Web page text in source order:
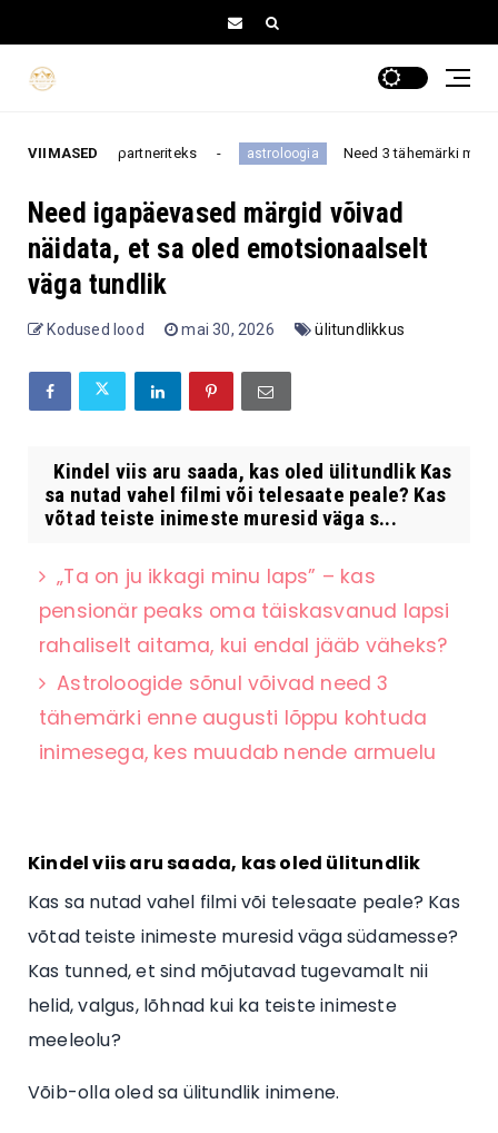
VIIMASED
partneriteks astroloogia Need 3 tähemärki muretsevad
Need igapäevased märgid võivad
näidata, et sa oled emotsionaalselt
väga tundlik
Kodused lood mai 30, 2026 ülitundlikkus
Kindel viis aru saada, kas oled ülitundlik Kas
sa nutad vahel filmi või telesaate peale? Kas
võtad teiste inimeste muresid väga s...
„Ta on ju ikkagi minu laps” – kas
pensionär peaks oma täiskasvanud lapsi
rahaliselt aitama, kui endal jääb väheks?
Astroloogide sõnul võivad need 3
tähemärki enne augusti lõppu kohtuda
inimesega, kes muudab nende armuelu
Kindel viis aru saada, kas oled ülitundlik
Kas sa nutad vahel filmi või telesaate peale? Kas
võtad teiste inimeste muresid väga südamesse?
Kas tunned, et sind mõjutavad tugevamalt nii
helid, valgus, lõhnad kui ka teiste inimeste
meeleolu?
Võib-olla oled sa ülitundlik inimene.